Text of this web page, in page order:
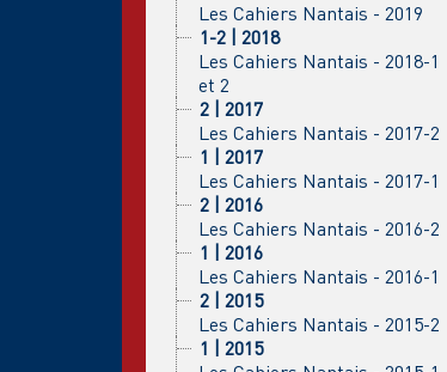
Les Cahiers Nantais - 2019
1-2 | 2018
Les Cahiers Nantais - 2018-1
et 2
2 | 2017
Les Cahiers Nantais - 2017-2
1 | 2017
Les Cahiers Nantais - 2017-1
2 | 2016
Les Cahiers Nantais - 2016-2
1 | 2016
Les Cahiers Nantais - 2016-1
2 | 2015
Les Cahiers Nantais - 2015-2
1 | 2015